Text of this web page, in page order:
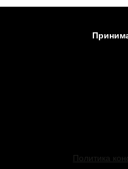
Политика